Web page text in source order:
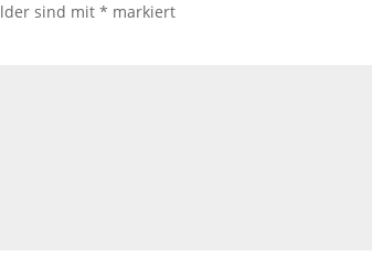
sind mit* markiert